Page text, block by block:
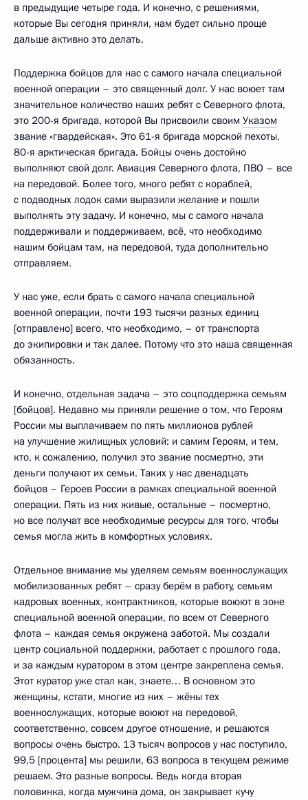
в предыдущие четыре года. И конечно, с решениями,
которые Вы сегодня приняли, нам будет сильно проще
дальше активно это делать.
Поддержка бойцов для нас с самого начала специальной
военной операции – это священный долг. У нас воюет там
значительное количество наших ребят с Северного флота,
это 200-я бригада, которой Вы присвоили своим Указом
звание «гвардейская». Это 61-я бригада морской пехоты,
80-я арктическая бригада. Бойцы очень достойно
выполняют свой долг. Авиация Северного флота, ПВО – все
на передовой. Более того, много ребят с кораблей,
с подводных лодок сами выразили желание и пошли
выполнять эту задачу. И конечно, мы с самого начала
поддерживали и поддерживаем, всё, что необходимо
нашим бойцам там, на передовой, туда дополнительно
отправляем.
У нас уже, если брать с самого начала специальной
военной операции, почти 193 тысячи разных единиц
[отправлено] всего, что необходимо, – от транспорта
до экипировки и так далее. Потому что это наша священная
обязанность.
И конечно, отдельная задача – это соцподдержка семьям
[бойцов]. Недавно мы приняли решение о том, что Героям
России мы выплачиваем по пять миллионов рублей
на улучшение жилищных условий: и самим Героям, и тем,
кто, к сожалению, получил это звание посмертно, эти
деньги получают их семьи. Таких у нас двенадцать
бойцов – Героев России в рамках специальной военной
операции. Пять из них живые, остальные – посмертно,
но все получат все необходимые ресурсы для того, чтобы
семья могла жить в комфортных условиях.
Отдельное внимание мы уделяем семьям военнослужащих
мобилизованных ребят – сразу берём в работу, семьям
кадровых военных, контрактников, которые воюют в зоне
специальной военной операции, по всем от Северного
флота – каждая семья окружена заботой. Мы создали
центр социальной поддержки, работает с прошлого года,
и за каждым куратором в этом центре закреплена семья.
Этот куратор уже стал как, знаете… В основном это
женщины, кстати, многие из них – жёны тех
военнослужащих, которые воюют на передовой,
соответственно, совсем другое отношение, и решаются
вопросы очень быстро. 13 тысяч вопросов у нас поступило,
99,5 [процента] мы решили, 63 вопроса в текущем режиме
решаем. Это разные вопросы. Ведь когда вторая
половинка, когда мужчина дома, он закрывает кучу